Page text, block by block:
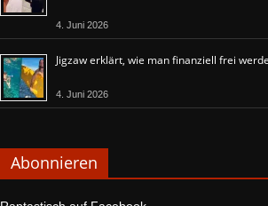
4. Juni 2026
Jigzaw erklärt, wie man finanziell frei
4. Juni 2026
Abonnieren